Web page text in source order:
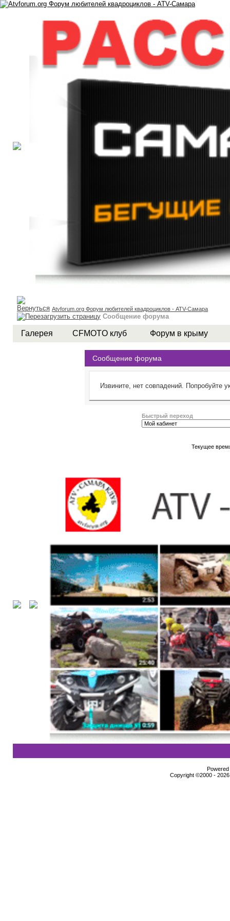
Atvforum.org Форум любителей квадроциклов - ATV-Самара
Сообщение форума
Галерея CFMOTO клуб Форум в крыму
Сообщение форума
Извините, нет совпадений. Попробуйте
Быстрый переход
Текущее
Copyright ©2000 -